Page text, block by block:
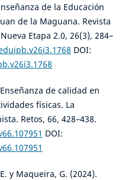
de la Educación
de la Maguana. Revista
Etapa 2.0, 26(3), 284–
DOI:
de calidad en
físicas. La
Retos, 66, 428–438.
DOI:
y Maqueira, G. (2024).